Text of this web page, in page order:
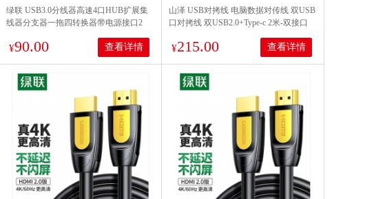
绿联 USB3.0分线器高速4口HUB扩展集
线器分支器一拖四转换器带电源接口2
¥90.00 查看详情
山泽 USB对拷线 电脑数据对传线 双USB
口对拷线 双USB2.0+Type-c 2米-双接口
¥215.00 查看详情